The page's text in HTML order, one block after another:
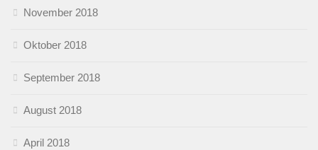
November 2018
Oktober 2018
September 2018
August 2018
April 2018